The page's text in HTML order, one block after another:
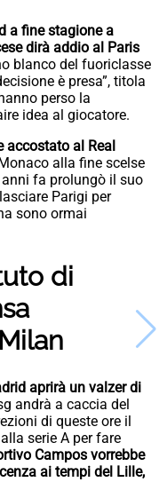
a fine stagione a
dirà addio al Paris
blanco del fuoriclasse
è presa”, titola
perso la
idea al giocatore.
accostato al Real
alla fine scelse
fa prolungò il suo
Parigi per
sono ormai
di
aprirà un valzer di
andrà a caccia del
di queste ore il
serie A per fare
Campos vorrebbe
ai tempi del Lille,